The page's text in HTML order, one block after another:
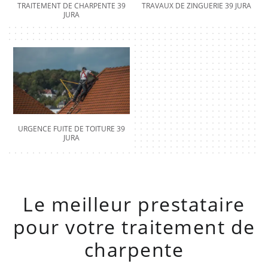
TRAITEMENT DE CHARPENTE 39
JURA
TRAVAUX DE ZINGUERIE 39 JURA
URGENCE FUITE DE TOITURE 39
JURA
Le meilleur prestataire
pour votre traitement de
charpente